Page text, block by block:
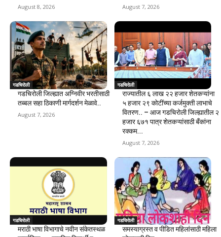
August 8, 2026 August 7, 2026
गडचिरोली
गडचिरोली जिल्ह्यात अग्निवीर भरतीसाठी
तब्बल सहा ठिकाणी मार्गदर्शन मेळावे..
August 7, 2026
गडचिरोली
राज्यातील ६ लाख २२ हजार शेतकऱ्यांना
५ हजार २९ कोटींच्या कर्जमुक्ती लाभाचे
वितरण.. – आज गडचिरोली जिल्ह्यातील २
हजार ६७१ पात्र शेतकऱ्यांसाठी बँकांना
रक्कम...
August 7, 2026
गडचिरोली
मराठी भाषा विभागाचे नवीन संकेतस्थळ
गडचिरोली
समस्याग्रस्त व पीडित महिलांसाठी महिला